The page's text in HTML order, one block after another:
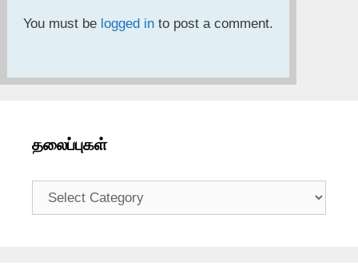
You must be logged in to post a comment.
தலைப்புகள்
தலைப்புகள்